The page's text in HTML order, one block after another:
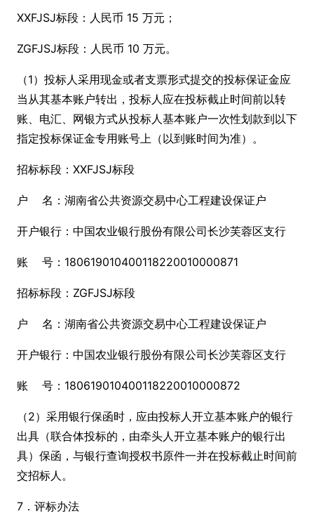
XXFJSJ标段：人民币 15 万元；
ZGFJSJ标段：人民币 10 万元。
（1）投标人采用现金或者支票形式提交的投标保证金应
当从其基本账户转出，投标人应在投标截止时间前以转
账、电汇、网银方式从投标人基本账户一次性划款到以下
指定投标保证金专用账号上（以到账时间为准）。
招标标段：XXFJSJ标段
户 名：湖南省公共资源交易中心工程建设保证户
开户银行：中国农业银行股份有限公司长沙芙蓉区支行
账 号：180619010400118220010000871
招标标段：ZGFJSJ标段
户 名：湖南省公共资源交易中心工程建设保证户
开户银行：中国农业银行股份有限公司长沙芙蓉区支行
账 号：180619010400118220010000872
（2）采用银行保函时，应由投标人开立基本账户的银行
出具（联合体投标的，由牵头人开立基本账户的银行出
具）保函，与银行查询授权书原件一并在投标截止时间前
交招标人。
7．评标办法